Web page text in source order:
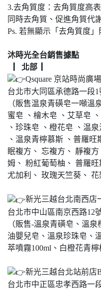
3.去角質度：去角質度高
同時去角質、促進角質代
Ps. 若無顯示「去角質度
沐時光全台銷售據點
▏北部 ▏
Qsquare 京站時尚廣
台北市大同區承德路一段
（販售温泉青磺皂一噸溫
蜜皂 、檜木皂 、艾草皂
、珍珠皂 、橙花皂 、温
、温泉青檸慕斯 、普羅旺
眠複方、 忘複方、 靜複
姆、 粉紅葡萄柚、 普羅
尤加利、 玫瑰天竺葵、 花
新光三越台北南西店
台北市中山區南京西路12
（販售-溫泉青磺皂、溫
油嬰兒皂、溫泉珍珠皂、
萃噴霧100ml、白橙花青檸
新光三越台北站前店
台北市中正區忠孝西路一